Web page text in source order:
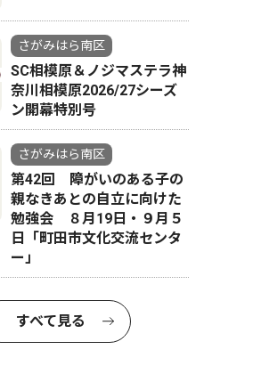
さがみはら南区
SC相模原＆ノジマステラ神
奈川相模原2026/27シーズ
ン開幕特別号
さがみはら南区
第42回 障がいのある子の
親なきあとの自立に向けた
勉強会 ８月19日・９月５
日「町田市文化交流センタ
ー」
すべて見る